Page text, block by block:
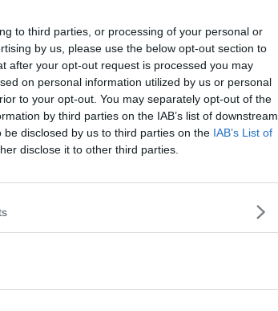
to third parties, or processing of your personal or
by us, please use the below opt-out section to
after your opt-out request is processed you may
on personal information utilized by us or personal
to your opt-out. You may separately opt-out of the
by third parties on the IAB’s list of downstream
disclosed by us to third parties on the IAB’s List of
disclose it to other third parties.